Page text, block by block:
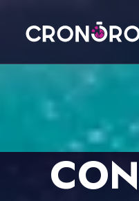
ESCAPE ROOM
CRONODETECTIVES
CLASSE DE POCIONS
LABORATORI
PER A XIQUETS
ESDEVENIMENTS
REGALA